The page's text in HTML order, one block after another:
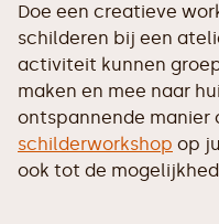
Doe een creatieve
schilderen bij een
activiteit kunnen
maken en mee naar
ontspannende manier
schilderworkshop op
ook tot de